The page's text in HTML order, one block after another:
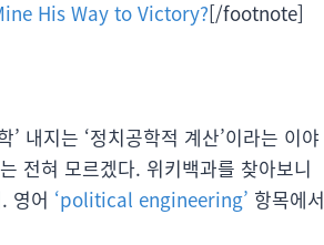
His Way to Victory?[/footnote]
내지는 ‘정치공학적 계산’이라는 이야
전혀 모르겠다. 위키백과를 찾아보니
영어 ‘political engineering’ 항목에서